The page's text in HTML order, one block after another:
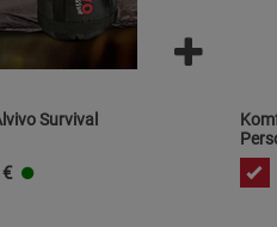
Survival
€
Statistik Cookies
Beschreibung Statistik Cookies
Marketing